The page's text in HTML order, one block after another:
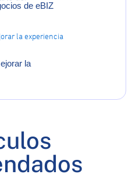
de eBIZ
la